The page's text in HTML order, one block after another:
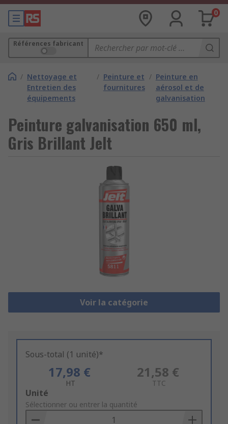
0
Références fabricant
/ Nettoyage et
Entretien des
équipements
/ Peinture et
fournitures
/ Peinture en
aérosol et de
galvanisation
Peinture galvanisation 650 ml,
Gris Brillant Jelt
Voir la catégorie
Sous-total (1 unité)*
17,98 €
HT
21,58 €
TTC
Add
to
Basket
Unité
Sélectionner ou entrer la quantité